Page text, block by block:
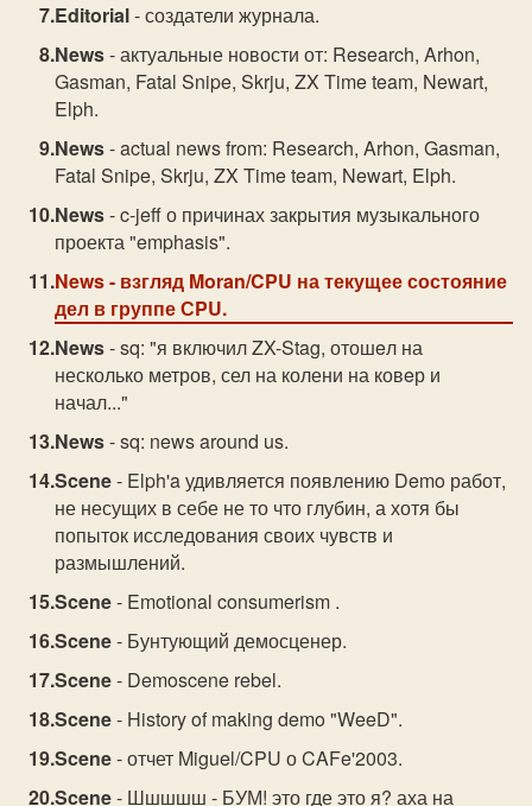
Editorial- создатели журнала.
News- актуальные новости от: Research, Arhon,
Gasman, Fatal Snipe, Skrju, ZX Time team, Newart,
Elph.
News- actual news from: Research, Arhon, Gasman,
Fatal Snipe, Skrju, ZX Time team, Newart, Elph.
News- c-jeff о причинах закрытия музыкального
проекта "emphasis".
News- взгляд Moran/CPU на текущее состояние
дел в группе СPU.
News- sq: "я включил ZX-Stag, отошeл на
несколько метров, сел на колени на ковeр и
начал..."
News- sq: news around us.
Scene- Elph'a удивляется появлению Demo работ,
не несущих в себе не то что глубин, а хотя бы
попыток исследования своих чувств и
размышлений.
Scene- Emotional consumerism .
Scene- Бунтующий демосценер.
Scene- Demoscene rebel.
Scene- History of making demo "WeeD".
Scene- отчет Miguel/CPU о CAFe'2003.
Scene- Шшшшш - БУМ! это где это я? аха на